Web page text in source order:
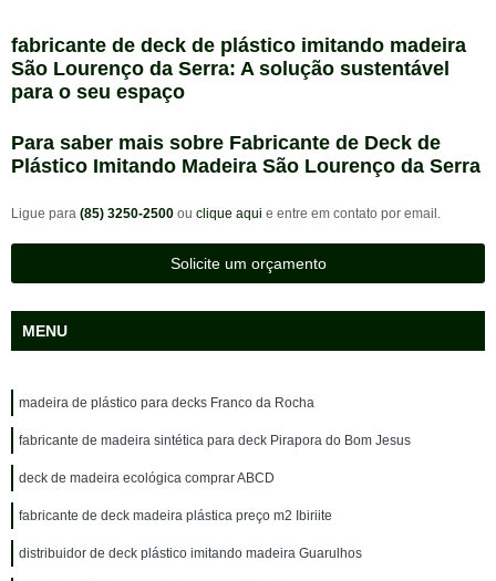
fabricante de deck de plástico imitando madeira
São Lourenço da Serra: A solução sustentável
para o seu espaço
Para saber mais sobre Fabricante de Deck de
Plástico Imitando Madeira São Lourenço da Serra
Ligue para (85) 3250-2500 ou clique aqui e entre em contato por email.
Solicite um orçamento
MENU
madeira de plástico para decks Franco da Rocha
fabricante de madeira sintética para deck Pirapora do Bom Jesus
deck de madeira ecológica comprar ABCD
fabricante de deck madeira plástica preço m2 Ibiriite
distribuidor de deck plástico imitando madeira Guarulhos